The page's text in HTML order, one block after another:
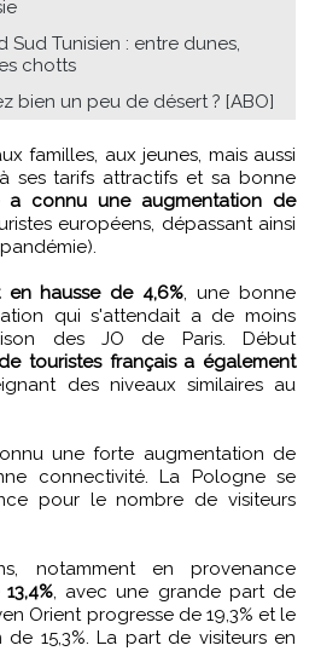
Sud Tunisien : entre dunes,
chotts
bien un peu de désert ? [ABO]
ses tarifs attractifs et sa bonne
a connu une augmentation de
européens, dépassant ainsi
en hausse de 4,6%, une bonne
qui s'attendait a de moins
des JO de Paris. Début
touristes français a également
des niveaux similaires au
une forte augmentation de
connectivité. La Pologne se
pour le nombre de visiteurs
notamment en provenance
, avec une grande part de
Orient progresse de 19,3% et le
15,3%. La part de visiteurs en